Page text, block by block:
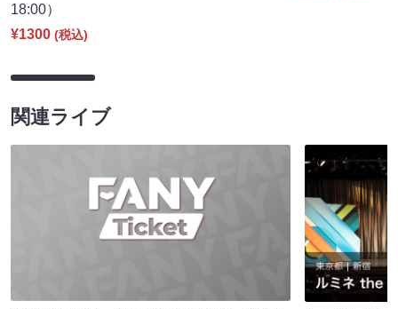
18:00）
¥1300 (税込)
関連ライブ